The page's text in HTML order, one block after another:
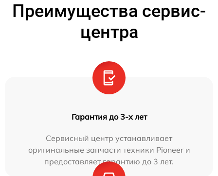
Преимущества сервис-
центра
Гарантия до 3-х лет
Сервисный центр устанавливает
оригинальные запчасти техники Pioneer и
предоставляет гарантию до 3 лет.